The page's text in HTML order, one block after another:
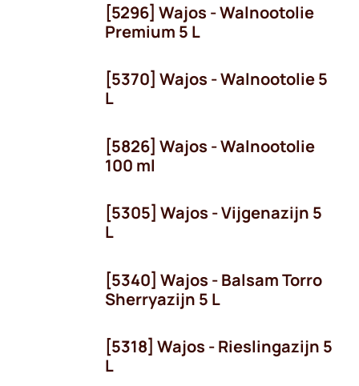
[5296] Wajos - Walnootolie
Premium 5 L
[5370] Wajos - Walnootolie 5
L
[5826] Wajos - Walnootolie
100 ml
[5305] Wajos - Vijgenazijn 5
L
[5340] Wajos - Balsam Torro
Sherryazijn 5 L
[5318] Wajos - Rieslingazijn 5
L